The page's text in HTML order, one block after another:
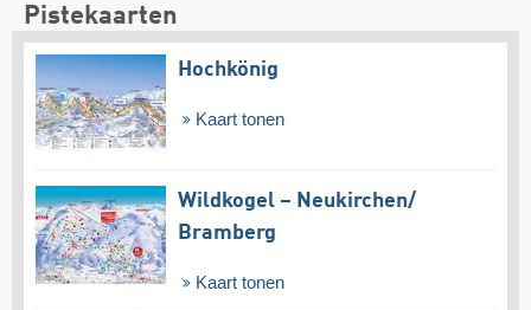
Pistekaarten
Hochkönig
Kaart tonen
Wildkogel – Neukirchen/​
Bramberg
Kaart tonen